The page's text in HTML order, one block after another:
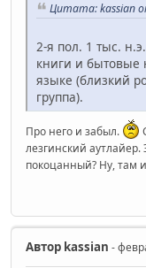
Цитата: kassian
2-я пол. 1 тыс.
книги и бытовые
языке (близкий
группа).
Про него и забыл.
лезгинский
покоцанный? Ну, там
Автор kassian -